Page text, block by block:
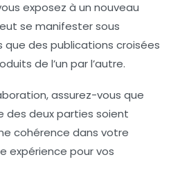
exposez à un nouveau
se manifester sous
des publications croisées
de l’un par l’autre.
assurez-vous que
des deux parties soient
cohérence dans votre
expérience pour vos